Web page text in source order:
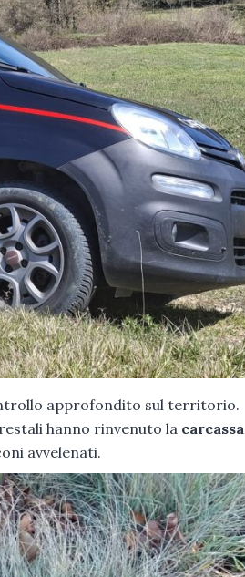
approfondito sul territorio.
hanno rinvenuto la carcassa
avvelenati.